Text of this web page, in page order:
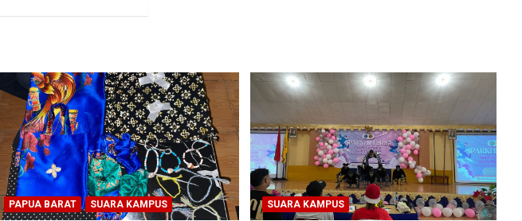
PAPUA BARAT SUARA KAMPUS SUARA KAMPUS